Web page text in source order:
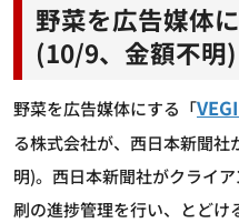
野菜を広告媒体
(10/9、金額不明)
野菜を広告媒体にする「
る株式会社が、西日本新聞社
明)。西日本新聞社がクライ
刷の進捗管理を行い、とど